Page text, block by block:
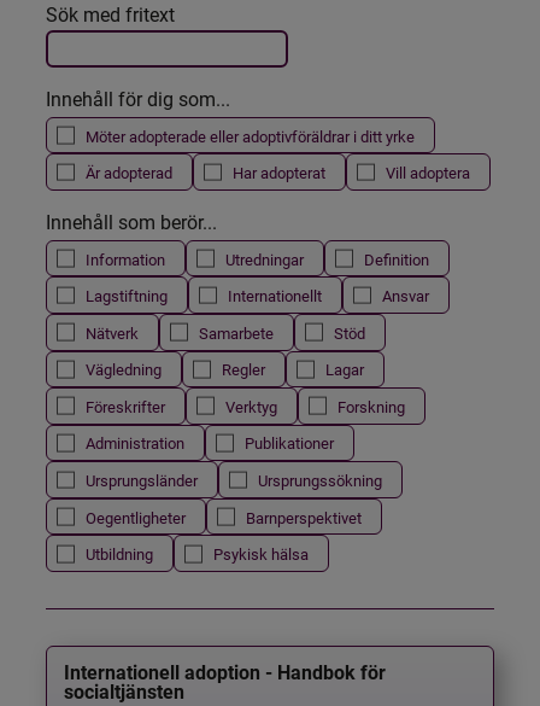
Filtrera resultatet
Det här formuläret postas automatiskt
Sök med fritext
Innehåll för dig som...
Möter adopterade eller adoptivföräldrar i ditt yrke
Är adopterad
Har adopterat Vill adoptera
Innehåll som berör...
Information Utredningar
Definition
Lagstiftning
Internationellt
Ansvar
Nätverk
Samarbete
Stöd
Vägledning
Regler
Lagar
Föreskrifter
Verktyg
Forskning
Administration
Publikationer
Ursprungsländer
Ursprungssökning
Oegentligheter
Barnperspektivet
Utbildning
Psykisk hälsa
Internationell adoption - Handbok för
socialtjänsten